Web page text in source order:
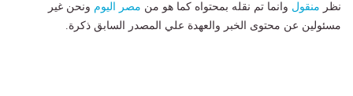
نظر منقول وانما تم نقله بمحتواه كما هو من مصر اليوم ونحن غير
مسئولين عن محتوى الخبر والعهدة علي المصدر السابق ذكرة.